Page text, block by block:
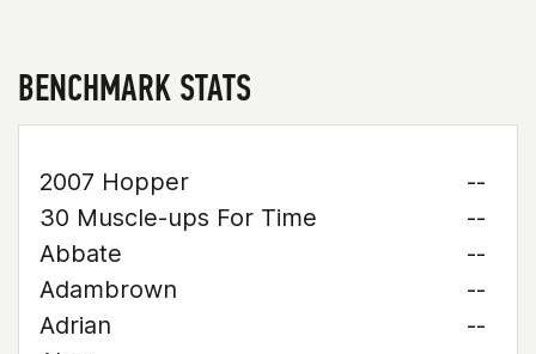
BENCHMARK STATS
2007 Hopper
--
30 Muscle-ups For Time
--
Abbate
--
Adambrown
--
Adrian
--